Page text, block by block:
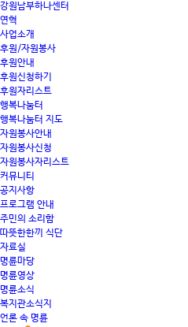
강원남부하나센터
연혁
사업소개
후원/자원봉사
후원안내
후원신청하기
후원자리스트
행복나눔터
행복나눔터 지도
자원봉사안내
자원봉사신청
자원봉사자리스트
커뮤니티
공지사항
프로그램 안내
주민의 소리함
따뜻한한끼 식단
자료실
명륜마당
명륜영상
명륜소식
복지관소식지
언론 속 명륜